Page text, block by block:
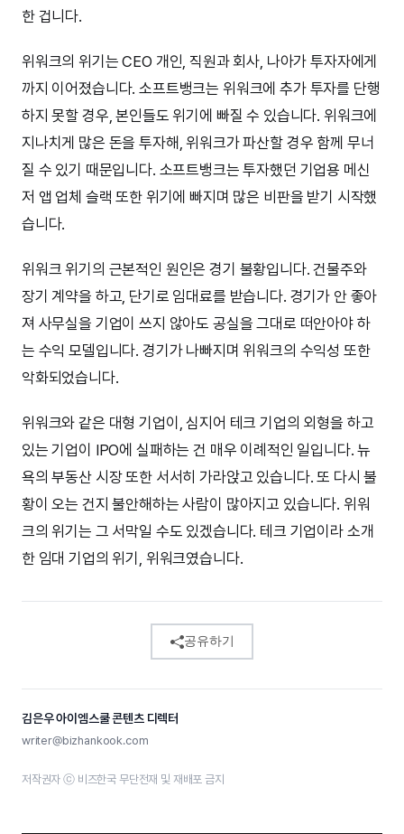
한 겁니다.
위워크의 위기는 CEO 개인, 직원과 회사, 나아가 투자자에게
까지 이어졌습니다. 소프트뱅크는 위워크에 추가 투자를 단행
하지 못할 경우, 본인들도 위기에 빠질 수 있습니다. 위워크에
지나치게 많은 돈을 투자해, 위워크가 파산할 경우 함께 무너
질 수 있기 때문입니다. 소프트뱅크는 투자했던 기업용 메신
저 앱 업체 슬랙 또한 위기에 빠지며 많은 비판을 받기 시작했
습니다.
위워크 위기의 근본적인 원인은 경기 불황입니다. 건물주와
장기 계약을 하고, 단기로 임대료를 받습니다. 경기가 안 좋아
져 사무실을 기업이 쓰지 않아도 공실을 그대로 떠안아야 하
는 수익 모델입니다. 경기가 나빠지며 위워크의 수익성 또한
악화되었습니다.
위워크와 같은 대형 기업이, 심지어 테크 기업의 외형을 하고
있는 기업이 IPO에 실패하는 건 매우 이례적인 일입니다. 뉴
욕의 부동산 시장 또한 서서히 가라앉고 있습니다. 또 다시 불
황이 오는 건지 불안해하는 사람이 많아지고 있습니다. 위워
크의 위기는 그 서막일 수도 있겠습니다. 테크 기업이라 소개
한 임대 기업의 위기, 위워크였습니다.
공유하기
김은우 아이엠스쿨 콘텐츠 디렉터
writer@bizhankook.com
저작권자 ⓒ 비즈한국 무단전재 및 재배포 금지